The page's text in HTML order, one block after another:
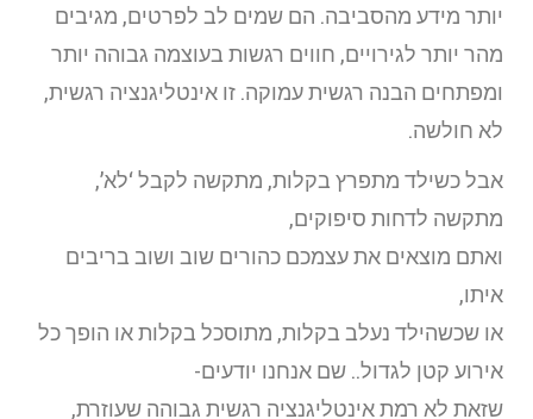
יותר מידע מהסביבה. הם שמים לב לפרטים, מגיבים
מהר יותר לגירויים, חווים רגשות בעוצמה גבוהה יותר
ומפתחים הבנה רגשית עמוקה. זו אינטליגנציה רגשית,
לא חולשה.
אבל כשילד מתפרץ בקלות, מתקשה לקבל ‘לא’,
מתקשה לדחות סיפוקים,
ואתם מוצאים את עצמכם כהורים שוב ושוב בריבים
איתו,
או שכשהילד נעלב בקלות, מתוסכל בקלות או הופך כל
אירוע קטן לגדול.. שם אנחנו יודעים-
שזאת לא רמת אינטליגנציה רגשית גבוהה שעוזרת,